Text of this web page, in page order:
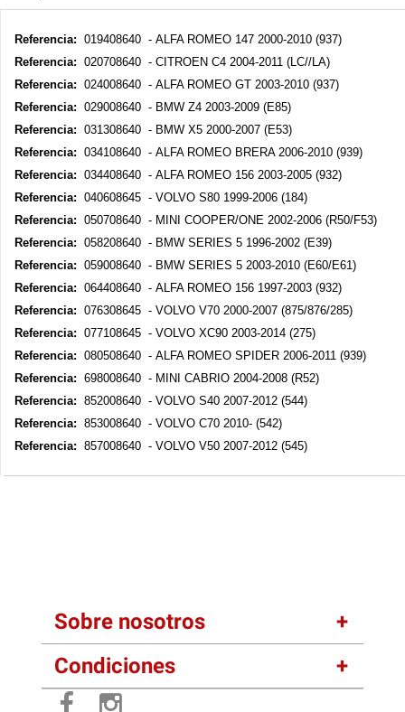
Referencia: 019408640 - ALFA ROMEO 147 2000-2010 (937)
Referencia: 020708640 - CITROEN C4 2004-2011 (LC//LA)
Referencia: 024008640 - ALFA ROMEO GT 2003-2010 (937)
Referencia: 029008640 - BMW Z4 2003-2009 (E85)
Referencia: 031308640 - BMW X5 2000-2007 (E53)
Referencia: 034108640 - ALFA ROMEO BRERA 2006-2010 (939)
Referencia: 034408640 - ALFA ROMEO 156 2003-2005 (932)
Referencia: 040608645 - VOLVO S80 1999-2006 (184)
Referencia: 050708640 - MINI COOPER/ONE 2002-2006 (R50/F53)
Referencia: 058208640 - BMW SERIES 5 1996-2002 (E39)
Referencia: 059008640 - BMW SERIES 5 2003-2010 (E60/E61)
Referencia: 064408640 - ALFA ROMEO 156 1997-2003 (932)
Referencia: 076308645 - VOLVO V70 2000-2007 (875/876/285)
Referencia: 077108645 - VOLVO XC90 2003-2014 (275)
Referencia: 080508640 - ALFA ROMEO SPIDER 2006-2011 (939)
Referencia: 698008640 - MINI CABRIO 2004-2008 (R52)
Referencia: 852008640 - VOLVO S40 2007-2012 (544)
Referencia: 853008640 - VOLVO C70 2010- (542)
Referencia: 857008640 - VOLVO V50 2007-2012 (545)
Sobre nosotros
Condiciones